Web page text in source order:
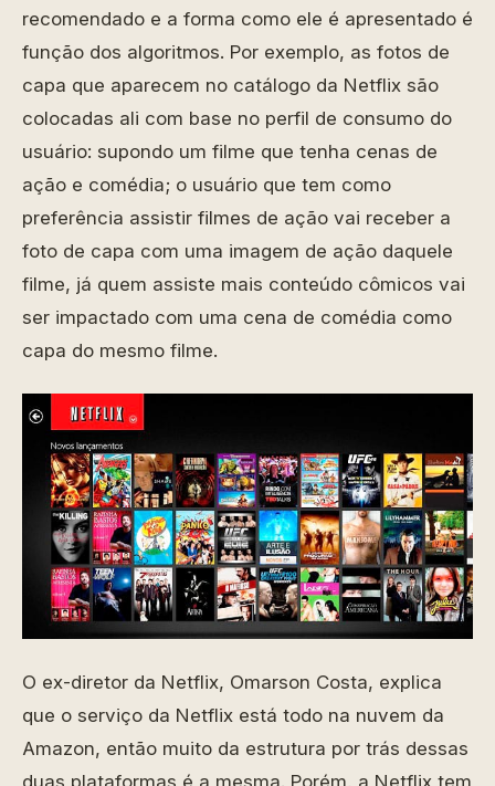
recomendado e a forma como ele é apresentado é
função dos algoritmos. Por exemplo, as fotos de
capa que aparecem no catálogo da Netflix são
colocadas ali com base no perfil de consumo do
usuário: supondo um filme que tenha cenas de
ação e comédia; o usuário que tem como
preferência assistir filmes de ação vai receber a
foto de capa com uma imagem de ação daquele
filme, já quem assiste mais conteúdo cômicos vai
ser impactado com uma cena de comédia como
capa do mesmo filme.
O ex-diretor da Netflix, Omarson Costa, explica
que o serviço da Netflix está todo na nuvem da
Amazon, então muito da estrutura por trás dessas